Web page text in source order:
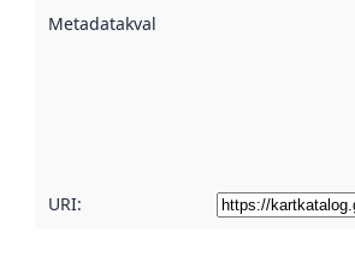
Metadatakvalitet
URI: